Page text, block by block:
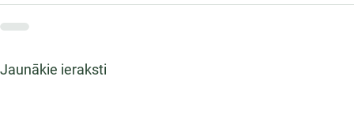
Jaunākie ieraksti